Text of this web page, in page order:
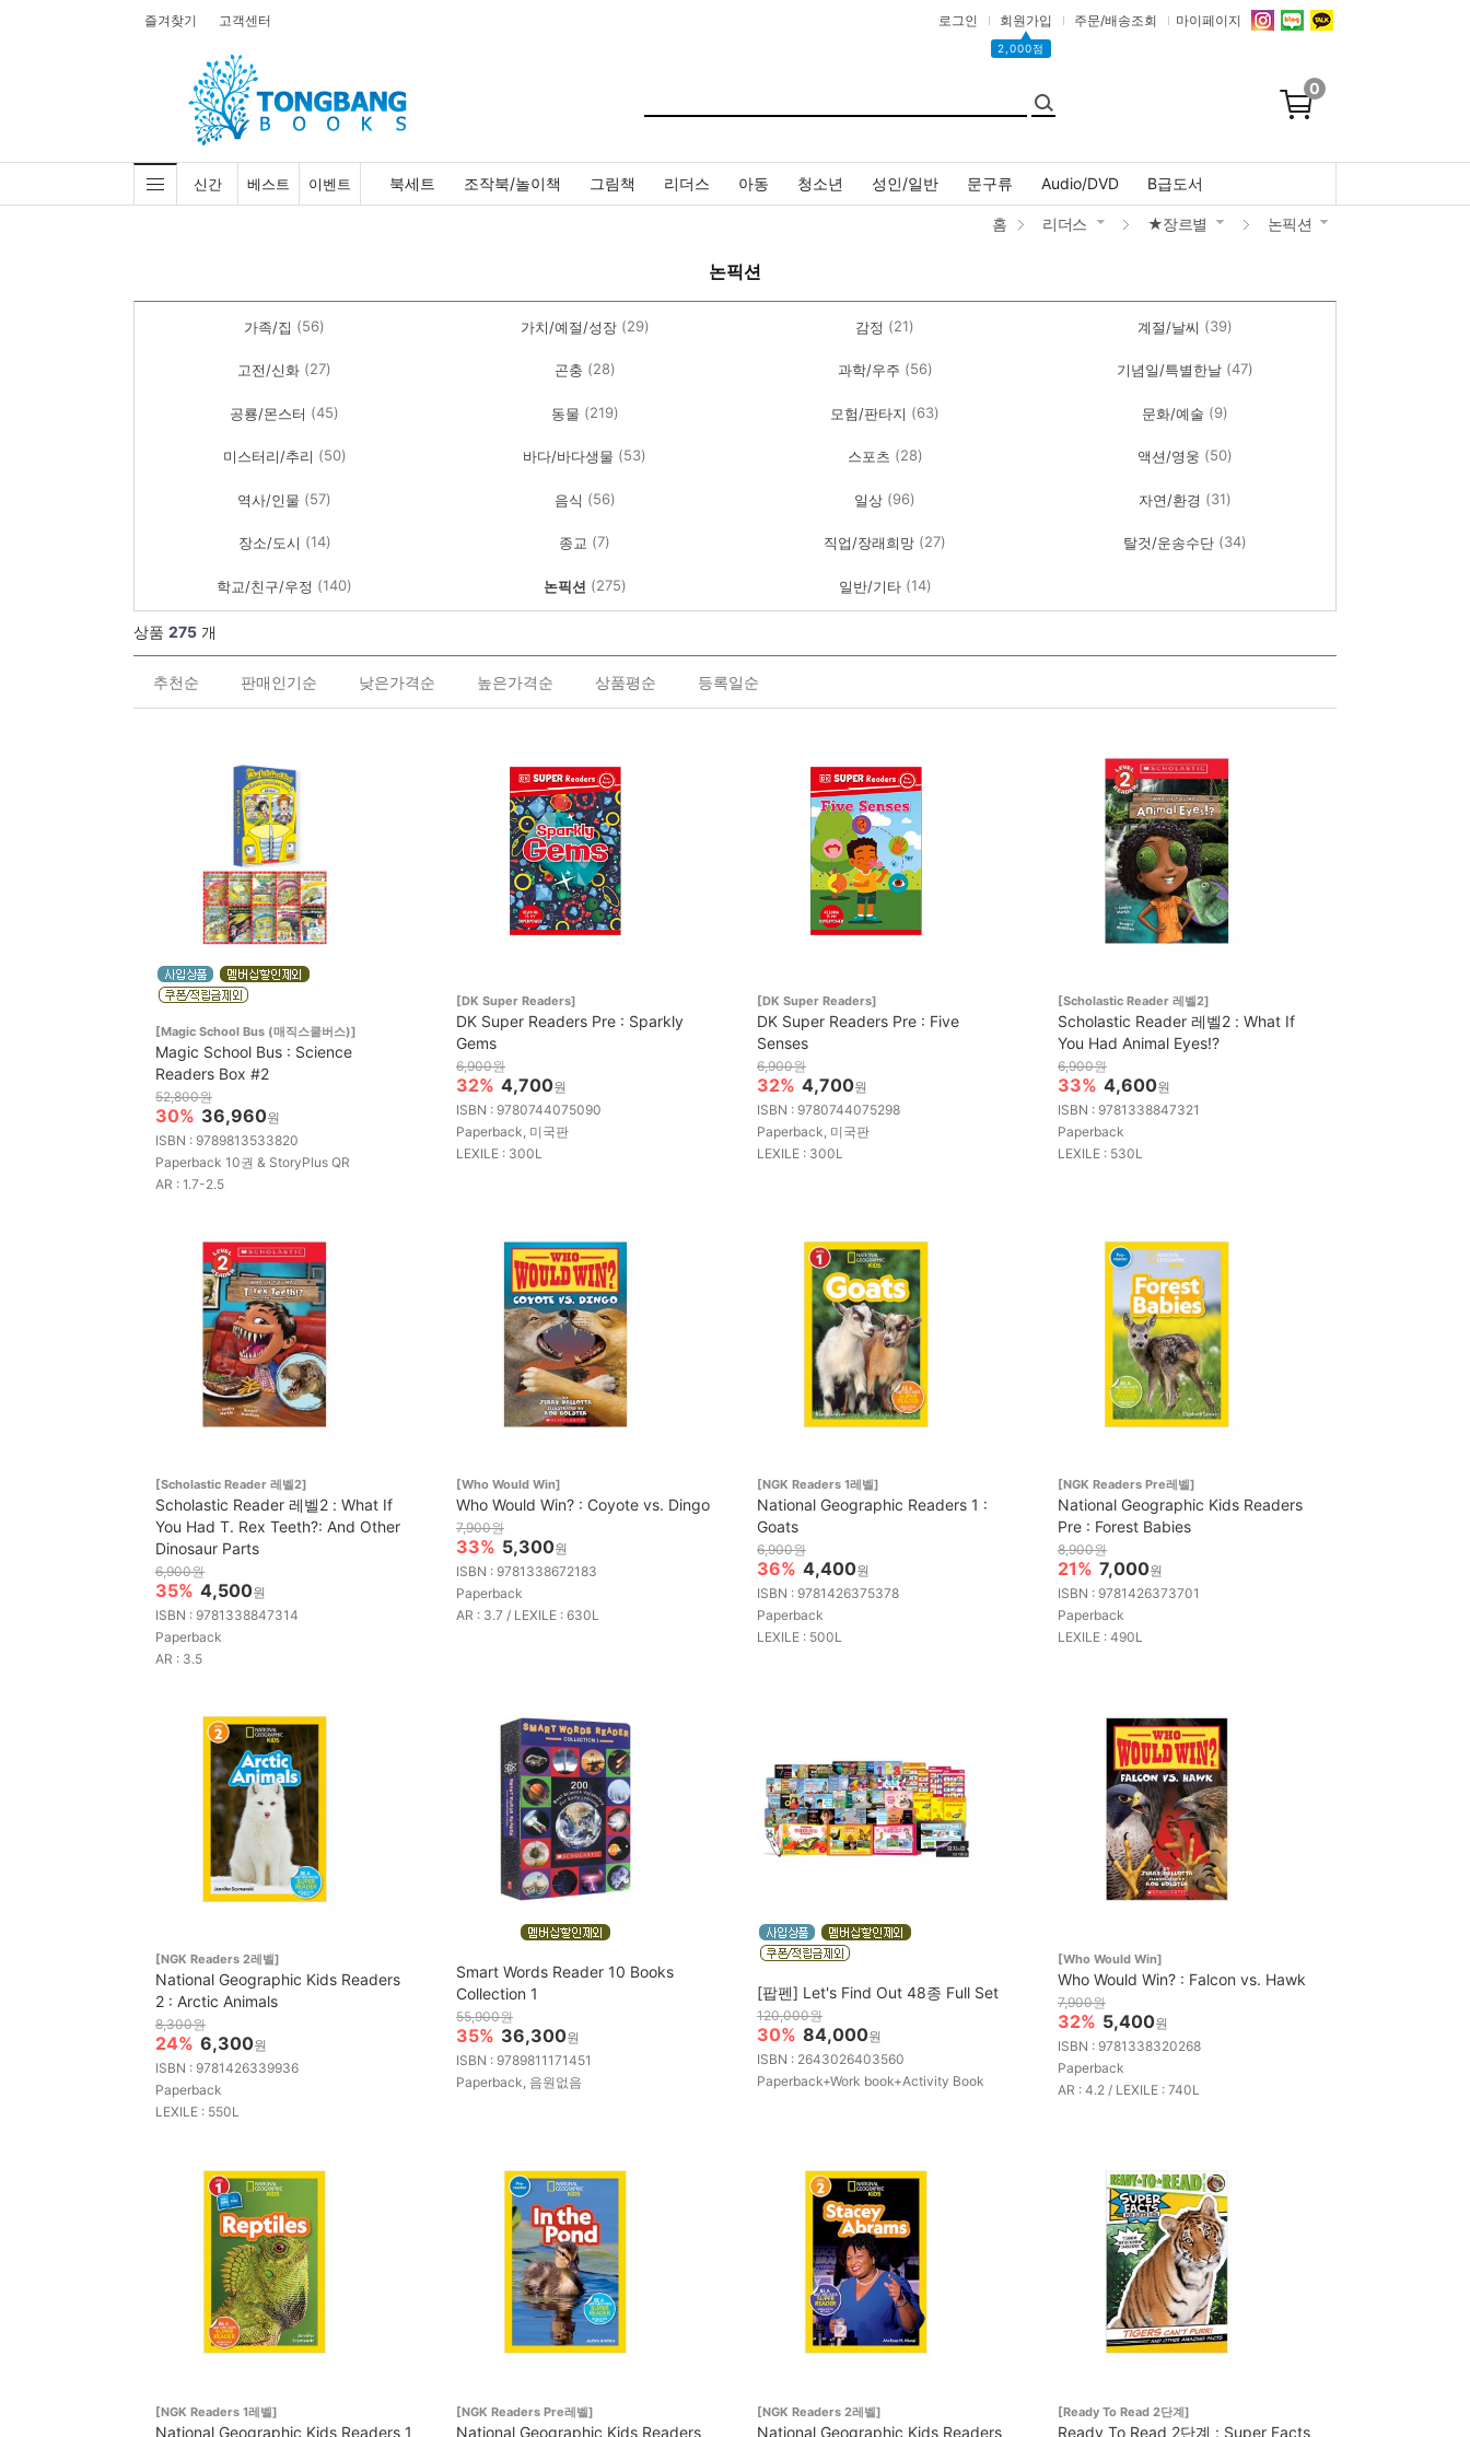
즐겨찾기 고객센터 로그인 회원가입
▲
2,000점
주문/배송조회 마이페이지
0
신간 베스트 이벤트 북세트 조작북/놀이책 그림책 리더스 아동 청소년 성인/일반 문구류 Audio/DVD B급도서
홈 리더스 ★장르별 논픽션
논픽션
가족/집 (56) 가치/예절/성장 (29) 감정 (21) 계절/날씨 (39)
고전/신화 (27) 곤충 (28) 과학/우주 (56) 기념일/특별한날 (47)
공룡/몬스터 (45) 동물 (219) 모험/판타지 (63) 문화/예술 (9)
미스터리/추리 (50) 바다/바다생물 (53) 스포츠 (28) 액션/영웅 (50)
역사/인물 (57) 음식 (56) 일상 (96) 자연/환경 (31)
장소/도시 (14) 종교 (7) 직업/장래희망 (27) 탈것/운송수단 (34)
학교/친구/우정 (140) 논픽션 (275) 일반/기타 (14)
상품 275 개
추천순 판매인기순 낮은가격순 높은가격순 상품평순 등록일순
[Magic School Bus (매직스쿨버스)]
Magic School Bus : Science
Readers Box #2
52,800원
30% 36,960원
ISBN : 9789813533820
Paperback 10권 & StoryPlus QR
AR : 1.7-2.5
[DK Super Readers]
DK Super Readers Pre : Sparkly
Gems
6,900원
32% 4,700원
ISBN : 9780744075090
Paperback, 미국판
LEXILE : 300L
[DK Super Readers]
DK Super Readers Pre : Five
Senses
6,900원
32% 4,700원
ISBN : 9780744075298
Paperback, 미국판
LEXILE : 300L
[Scholastic Reader 레벨2]
Scholastic Reader 레벨2 : What If
You Had Animal Eyes!?
6,900원
33% 4,600원
ISBN : 9781338847321
Paperback
LEXILE : 530L
[Scholastic Reader 레벨2]
Scholastic Reader 레벨2 : What If
You Had T. Rex Teeth?: And Other
Dinosaur Parts
6,900원
35% 4,500원
ISBN : 9781338847314
Paperback
AR : 3.5
[Who Would Win]
Who Would Win? : Coyote vs. Dingo
7,900원
33% 5,300원
ISBN : 9781338672183
Paperback
AR : 3.7 / LEXILE : 630L
[NGK Readers 1레벨]
National Geographic Readers 1 :
Goats
6,900원
36% 4,400원
ISBN : 9781426375378
Paperback
LEXILE : 500L
[NGK Readers Pre레벨]
National Geographic Kids Readers
Pre : Forest Babies
8,900원
21% 7,000원
ISBN : 9781426373701
Paperback
LEXILE : 490L
[NGK Readers 2레벨]
National Geographic Kids Readers
2 : Arctic Animals
8,300원
24% 6,300원
ISBN : 9781426339936
Paperback
LEXILE : 550L
Smart Words Reader 10 Books
Collection 1
55,900원
35% 36,300원
ISBN : 9789811171451
Paperback, 음원없음
[팝펜] Let's Find Out 48종 Full Set
120,000원
30% 84,000원
ISBN : 2643026403560
Paperback+Work book+Activity Book
[Who Would Win]
Who Would Win? : Falcon vs. Hawk
7,900원
32% 5,400원
ISBN : 9781338320268
Paperback
AR : 4.2 / LEXILE : 740L
[NGK Readers 1레벨]
National Geographic Kids Readers 1
[NGK Readers Pre레벨]
National Geographic Kids Readers
[NGK Readers 2레벨]
National Geographic Kids Readers
[Ready To Read 2단계]
Ready To Read 2단계 : Super Facts